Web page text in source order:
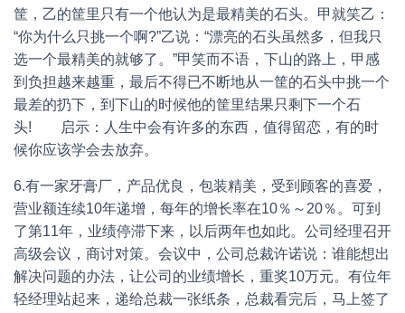
筐，乙的筐里只有一个他认为是最精美的石头。甲就笑乙：
“你为什么只挑一个啊?”乙说：“漂亮的石头虽然多，但我只
选一个最精美的就够了。”甲笑而不语，下山的路上，甲感
到负担越来越重，最后不得已不断地从一筐的石头中挑一个
最差的扔下，到下山的时候他的筐里结果只剩下一个石
头! 启示：人生中会有许多的东西，值得留恋，有的时
候你应该学会去放弃。
6.有一家牙膏厂，产品优良，包装精美，受到顾客的喜爱，
营业额连续10年递增，每年的增长率在10％～20％。可到
了第11年，业绩停滞下来，以后两年也如此。公司经理召开
高级会议，商讨对策。会议中，公司总裁许诺说：谁能想出
解决问题的办法，让公司的业绩增长，重奖10万元。有位年
轻经理站起来，递给总裁一张纸条，总裁看完后，马上签了